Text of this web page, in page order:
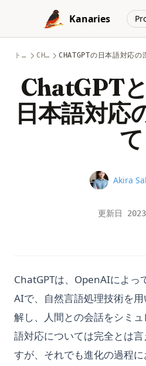
Skip to content
Kanaries
トピック CHATGPT CHATGPTの日本語対応の
ChatGPT
日本語対応
て
Name
Akira
更新日
ChatGPTは、OpenAIによっ
AIで、自然言語処理技術を
解し、人間との会話をシミ
語対応については完全とは
すが、それでも進化の過程